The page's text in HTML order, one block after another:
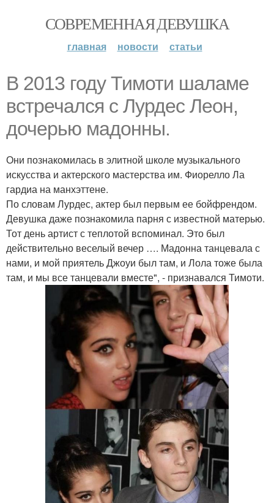
СОВРЕМЕННАЯ ДЕВУШКА
главная новости статьи
В 2013 году Тимоти шаламе
встречался с Лурдес Леон,
дочерью мадонны.
Они познакомилась в элитной школе музыкального
искусства и актерского мастерства им. Фиорелло Ла
гардиа на манхэттене.
По словам Лурдес, актер был первым ее бойфрендом.
Девушка даже познакомила парня с известной матерью.
Тот день артист с теплотой вспоминал. Это был
действительно веселый вечер …. Мадонна танцевала с
нами, и мой приятель Джоуи был там, и Лола тоже была
там, и мы все танцевали вместе", - признавался Тимоти.